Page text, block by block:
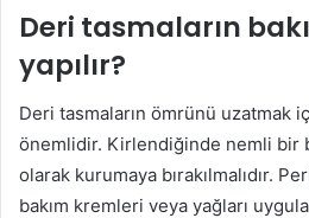
Deri tasmaların
yapılır?
Deri tasmaların ömrünü uzatmak
önemlidir. Kirlendiğinde nemli bir
olarak kurumaya bırakılmalıdır.
bakım kremleri veya yağları